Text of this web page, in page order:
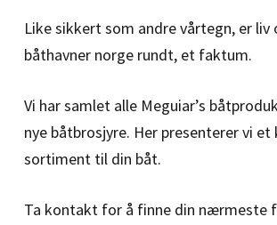
Like sikkert som andre vårtegn, er liv
båthavner norge rundt, et faktum.
Vi har samlet alle Meguiar’s
nye båtbrosjyre. Her presenterer vi
sortiment til din båt.
Ta kontakt for å finne din nærmeste